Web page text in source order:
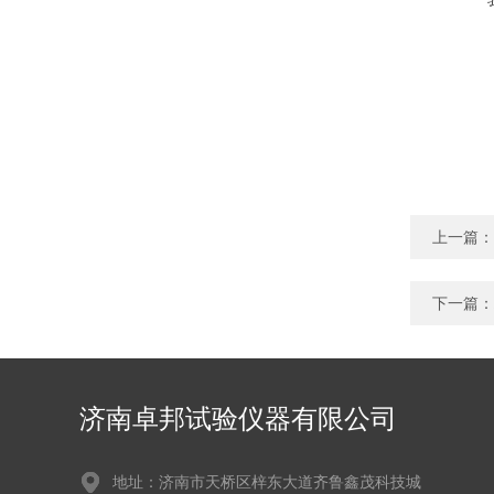
上一篇：
下一篇：
济南卓邦试验仪器有限公司
地址：济南市天桥区梓东大道齐鲁鑫茂科技城